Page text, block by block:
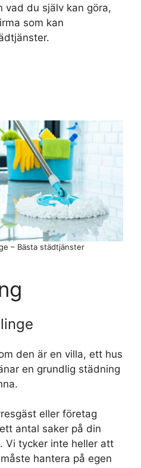
vad du själv kan göra,
som kan
– Bästa städtjänster
den är en villa, ett hus
en grundlig städning
eller företag
antal saker på din
Vi tycker inte heller att
hantera på egen